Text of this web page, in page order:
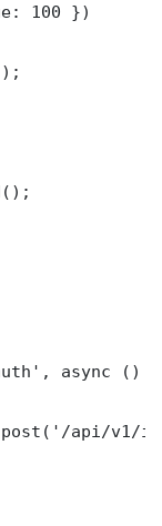
100 })
async ()
api/v1/